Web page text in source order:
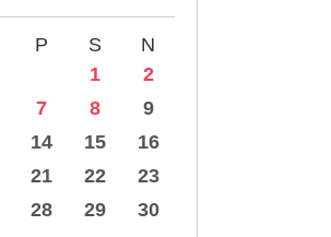
P S
N
1
2
7 8
9
14 15
16
21 22
23
28 29
30